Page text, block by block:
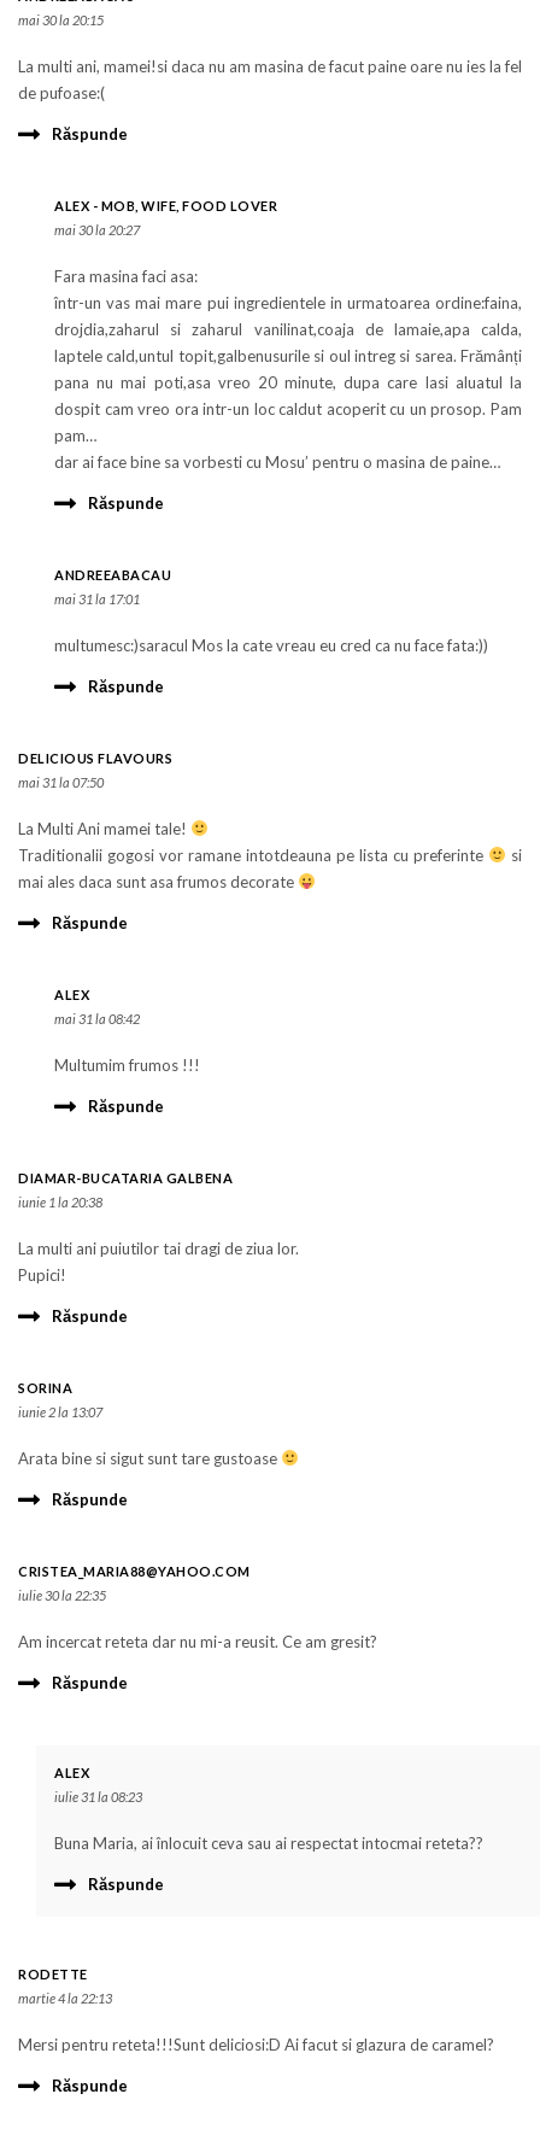
mai 30 la 20:15
La multi ani, mamei!si daca nu am masina de facut paine oare nu ies la fel
de pufoase:(
Răspunde
ALEX - MOB, WIFE, FOOD LOVER
mai 30 la 20:27
Fara masina faci asa:
într-un vas mai mare pui ingredientele in urmatoarea ordine:faina,
drojdia,zaharul si zaharul vanilinat,coaja de lamaie,apa calda,
laptele cald,untul topit,galbenusurile si oul intreg si sarea. Frămânți
pana nu mai poti,asa vreo 20 minute, dupa care lasi aluatul la
dospit cam vreo ora intr-un loc caldut acoperit cu un prosop. Pam
pam…
dar ai face bine sa vorbesti cu Mosu’ pentru o masina de paine…
Răspunde
ANDREEABACAU
mai 31 la 17:01
multumesc:)saracul Mos la cate vreau eu cred ca nu face fata:))
Răspunde
DELICIOUS FLAVOURS
mai 31 la 07:50
La Multi Ani mamei tale!
Traditionalii gogosi vor ramane intotdeauna pe lista cu preferinte
si
mai ales daca sunt asa frumos decorate
Răspunde
ALEX
mai 31 la 08:42
Multumim frumos !!!
Răspunde
DIAMAR-BUCATARIA GALBENA
iunie 1 la 20:38
La multi ani puiutilor tai dragi de ziua lor.
Pupici!
Răspunde
SORINA
iunie 2 la 13:07
Arata bine si sigut sunt tare gustoase
Răspunde
CRISTEA_MARIA88@YAHOO.COM
iulie 30 la 22:35
Am incercat reteta dar nu mi-a reusit. Ce am gresit?
Răspunde
ALEX
iulie 31 la 08:23
Buna Maria, ai înlocuit ceva sau ai respectat intocmai reteta??
Răspunde
RODETTE
martie 4 la 22:13
Mersi pentru reteta!!!Sunt deliciosi:D Ai facut si glazura de caramel?
Răspunde